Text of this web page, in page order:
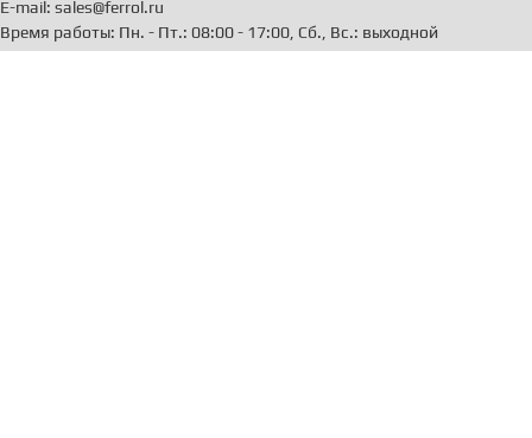
E-mail: sales@ferrol.ru
Время работы: Пн. - Пт.: 08:00 - 17:00, Сб., Вс.: выходной